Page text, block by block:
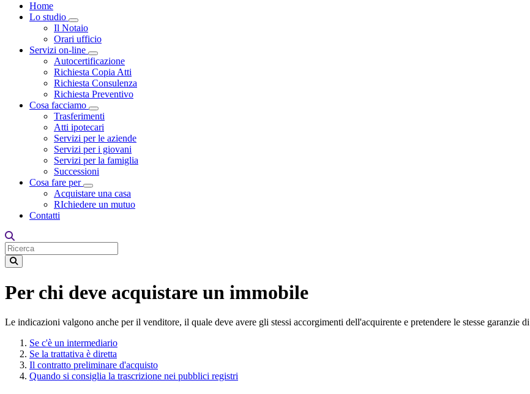
Home
Lo studio
Toggle Dropdown
Il Notaio
Orari ufficio
Servizi on-line
Toggle Dropdown
Autocertificazione
Richiesta Copia Atti
Richiesta Consulenza
Richiesta Preventivo
Cosa facciamo
Toggle Dropdown
Trasferimenti
Atti ipotecari
Servizi per le aziende
Servizi per i giovani
Servizi per la famiglia
Successioni
Cosa fare per
Toggle Dropdown
Acquistare una casa
RIchiedere un mutuo
Contatti
Per chi deve acquistare un immobile
Le indicazioni valgono anche per il venditore, il quale deve avere gli stessi accorgimenti dell'acquirente e pretendere le stesse garanzie
Se c'è un intermediario
Se la trattativa è diretta
Il contratto preliminare d'acquisto
Quando si consiglia la trascrizione nei pubblici registri